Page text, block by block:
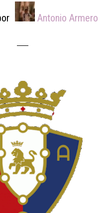
Antonio Armero